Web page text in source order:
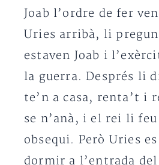
Joab l’ordre de fer
Uries arribà, li
estaven Joab i
la guerra. Després li
te’n a casa, renta’t i
se n’anà, i el rei li
obsequi. Però Uries
dormir a l’entrada